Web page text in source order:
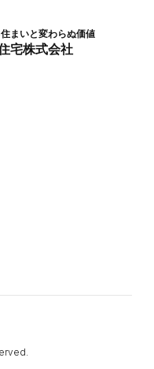
まいと変わらぬ価値
宅株式会社